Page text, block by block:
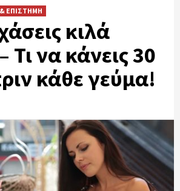
& ΕΠΙΣΤΗΜΗ
κιλά
Τι να κάνεις 30
κάθε γεύμα!